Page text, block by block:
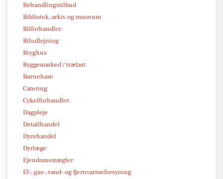
Behandlingstilbud
Bibliotek, arkiv og museum
Bilforhandler
Biludlejning
Bryghus
Byggemarked / trælast
Børnehave
Catering
Cykelforhandler
Dagpleje
Detailhandel
Dyrehandel
Dyrlæge
Ejendomsmægler
El-, gas-, vand- og fjernvarmeforsyning